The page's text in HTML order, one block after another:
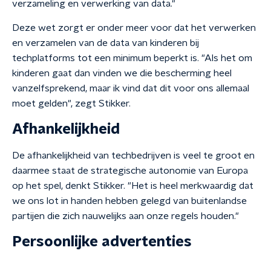
verzameling en verwerking van data."
Deze wet zorgt er onder meer voor dat het verwerken
en verzamelen van de data van kinderen bij
techplatforms tot een minimum beperkt is. "Als het om
kinderen gaat dan vinden we die bescherming heel
vanzelfsprekend, maar ik vind dat dit voor ons allemaal
moet gelden", zegt Stikker.
Afhankelijkheid
De afhankelijkheid van techbedrijven is veel te groot en
daarmee staat de strategische autonomie van Europa
op het spel, denkt Stikker. "Het is heel merkwaardig dat
we ons lot in handen hebben gelegd van buitenlandse
partijen die zich nauwelijks aan onze regels houden."
Persoonlijke advertenties